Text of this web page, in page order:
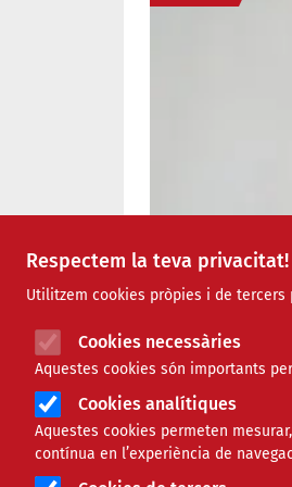
Respectem la teva privacitat!
Utilitzem cookies pròpies i de
Cookies necessàries
Aquestes cookies són importants
Cookies analítiques
Aquestes cookies permeten
contínua en l’experiència de